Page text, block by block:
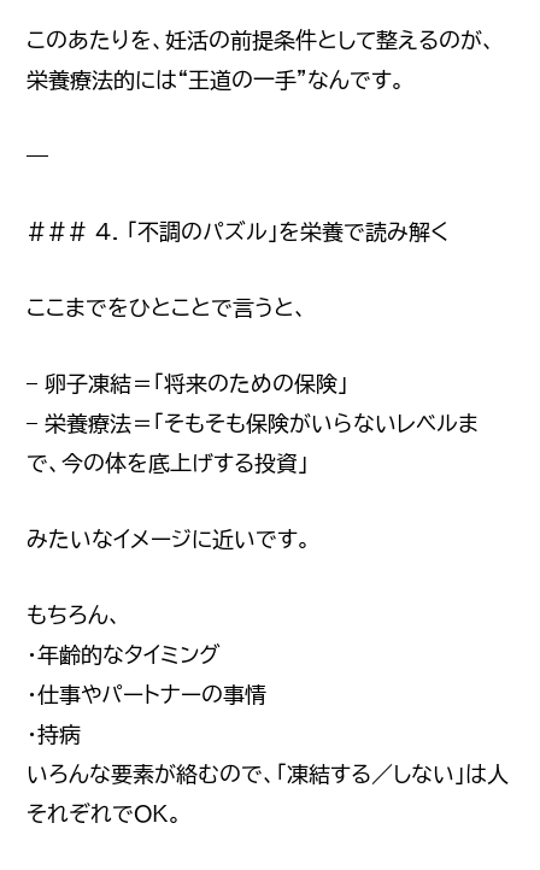
このあたりを、妊活の前提条件として整えるのが、
栄養療法的には“王道の一手”なんです。
—
### 4. 「不調のパズル」を栄養で読み解く
ここまでをひとことで言うと、
– 卵子凍結＝「将来のための保険」
– 栄養療法＝「そもそも保険がいらないレベルま
で、今の体を底上げする投資」
みたいなイメージに近いです。
もちろん、
・年齢的なタイミング
・仕事やパートナーの事情
・持病
いろんな要素が絡むので、「凍結する／しない」は人
それぞれでOK。